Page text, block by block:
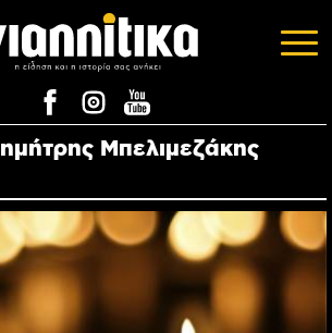
Μπελιμεζάκης